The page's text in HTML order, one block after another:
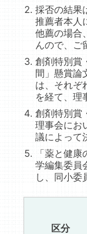
採否の結果
推薦者本人
他薦の場合
んので、ご
創剤特別賞
間」懸賞論
は、それぞ
を経て、理
創剤特別賞
理事会にお
議によって
「薬と健
学編集委員
し、同小委
区分